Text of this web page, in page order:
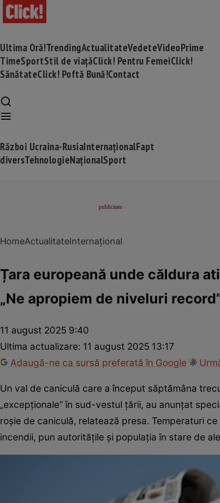
Ultima Oră!TrendingActualitateVedeteVideoPrime
TimeSportStil de viațăClick! Pentru FemeiClick!
SănătateClick! Poftă Bună!Contact
Război Ucraina-RusiaInternaționalFapt
diversTehnologieNaționalSport
HomeActualitateInternațional
Țara europeană unde căldura
„Ne apropiem de niveluri
11 august 2025 9:40
Ultima actualizare: 11 august 2025 13:17
Adaugă-ne ca sursă preferată în Google
Un val de caniculă care a început săptămâna
„excepţionale” în sud-vestul ţării, au anunțat
roşie de caniculă, relatează presa. Temperaturi
incendii, pun autorităţile şi populaţia în stare de